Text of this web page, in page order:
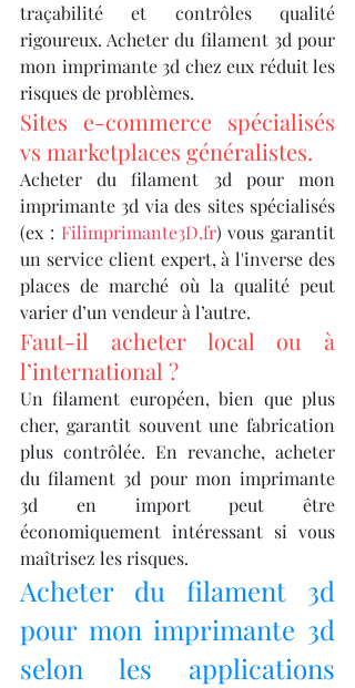
traçabilité et contrôles qualité
rigoureux. Acheter du filament 3d pour
mon imprimante 3d chez eux réduit les
risques de problèmes.
Sites e-commerce spécialisés
vs marketplaces généralistes.
Acheter du filament 3d pour mon
imprimante 3d via des sites spécialisés
(ex : Filimprimante3D.fr) vous garantit
un service client expert, à l'inverse des
places de marché où la qualité peut
varier d’un vendeur à l’autre.
Faut-il acheter local ou à
l’international ?
Un filament européen, bien que plus
cher, garantit souvent une fabrication
plus contrôlée. En revanche, acheter
du filament 3d pour mon imprimante
3d en import peut être
économiquement intéressant si vous
maîtrisez les risques.
Acheter du filament 3d
pour mon imprimante 3d
selon les applications